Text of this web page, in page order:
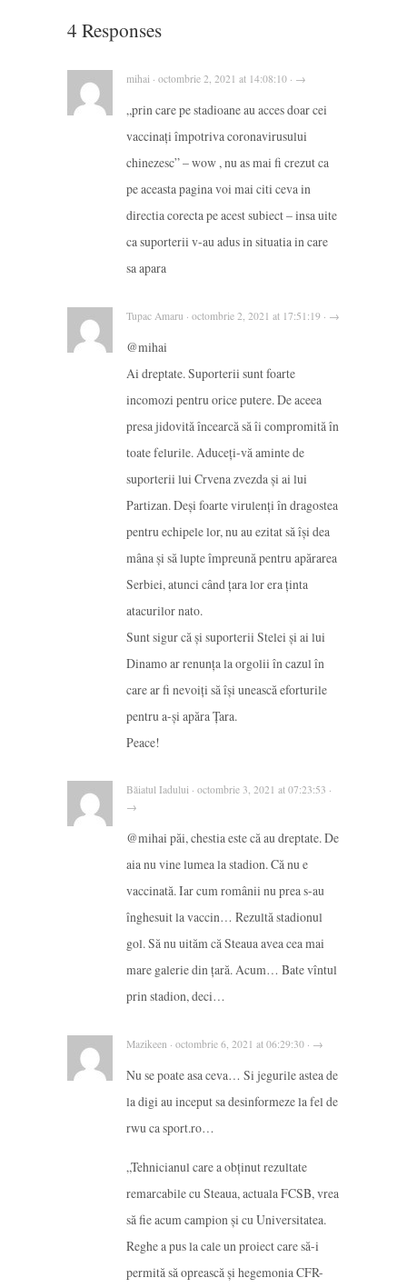
4 Responses
mihai · octombrie 2, 2021 at 14:08:10 · →
„prin care pe stadioane au acces doar cei
vaccinați împotriva coronavirusului
chinezesc” – wow , nu as mai fi crezut ca
pe aceasta pagina voi mai citi ceva in
directia corecta pe acest subiect – insa uite
ca suporterii v-au adus in situatia in care
sa apara
Tupac Amaru · octombrie 2, 2021 at 17:51:19 · →
@mihai
Ai dreptate. Suporterii sunt foarte
incomozi pentru orice putere. De aceea
presa jidovită încearcă să îi compromită în
toate felurile. Aduceți-vă aminte de
suporterii lui Crvena zvezda și ai lui
Partizan. Deși foarte virulenți în dragostea
pentru echipele lor, nu au ezitat să își dea
mâna și să lupte împreună pentru apărarea
Serbiei, atunci când țara lor era ținta
atacurilor nato.
Sunt sigur că și suporterii Stelei și ai lui
Dinamo ar renunța la orgolii în cazul în
care ar fi nevoiți să își unească eforturile
pentru a-și apăra Țara.
Peace!
Băiatul Iadului · octombrie 3, 2021 at 07:23:53 ·
→
@mihai păi, chestia este că au dreptate. De
aia nu vine lumea la stadion. Că nu e
vaccinată. Iar cum românii nu prea s-au
înghesuit la vaccin… Rezultă stadionul
gol. Să nu uităm că Steaua avea cea mai
mare galerie din țară. Acum… Bate vîntul
prin stadion, deci…
Mazikeen · octombrie 6, 2021 at 06:29:30 · →
Nu se poate asa ceva… Si jegurile astea de
la digi au inceput sa desinformeze la fel de
rwu ca sport.ro…
„Tehnicianul care a obținut rezultate
remarcabile cu Steaua, actuala FCSB, vrea
să fie acum campion și cu Universitatea.
Reghe a pus la cale un proiect care să-i
permită să oprească și hegemonia CFR-